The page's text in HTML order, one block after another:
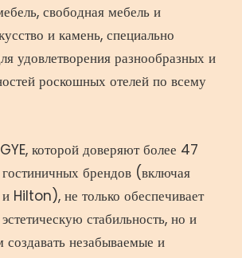
свободная мебель и
и камень, специально
удовлетворения разнообразных и
роскошных отелей по всему
которой доверяют более 47
брендов (включая
не только обеспечивает
стабильность, но и
создавать незабываемые и